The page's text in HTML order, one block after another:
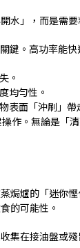
水」，而是需
鍵。高功率能
。
均勻性。
表面「沖刷」帶
作。無論是
焗爐的「迷你
的可能性。
在接油盤或